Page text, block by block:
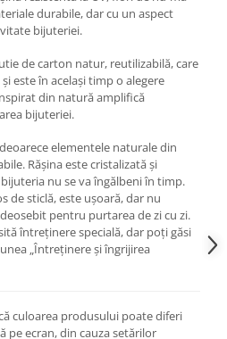
durabile, dar cu un aspect
bijuteriei.
de carton natur, reutilizabilă, care
este în același timp o alegere
din natură amplifică
bijuteriei.
elementele naturale din
Rășina este cristalizată și
nu se va îngălbeni în timp.
de sticlă, este ușoară, dar nu
pentru purtarea de zi cu zi.
întreținere specială, dar poți găsi
„Întreținere și îngrijirea
culoarea produsului poate diferi
pe ecran, din cauza setărilor